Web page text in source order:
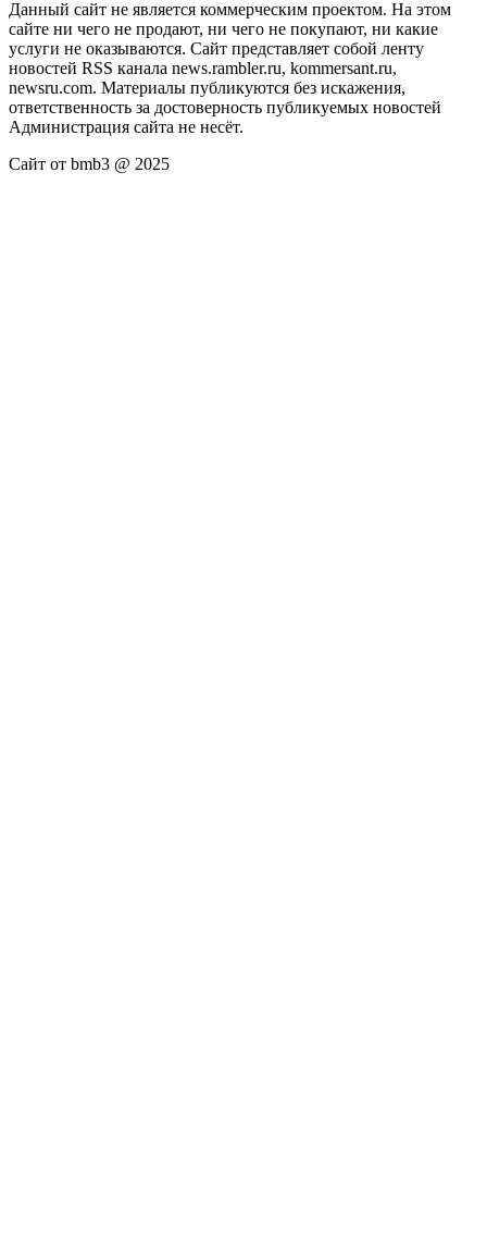
Данный сайт не является коммерческим проектом. На этом
сайте ни чего не продают, ни чего не покупают, ни какие
услуги не оказываются. Сайт представляет собой ленту
новостей RSS канала news.rambler.ru, kommersant.ru,
newsru.com. Материалы публикуются без искажения,
ответственность за достоверность публикуемых новостей
Администрация сайта не несёт.
Сайт от bmb3 @ 2025